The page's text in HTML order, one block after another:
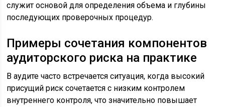
служит основой для определения объема и глубины
последующих проверочных процедур.
Примеры сочетания компонентов
аудиторского риска на практике
В аудите часто встречается ситуация, когда высокий
присущий риск сочетается с низким контролем
внутреннего контроля, что значительно повышает